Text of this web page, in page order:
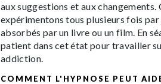
aux suggestions et aux changements.
expérimentons tous plusieurs fois
absorbés par un livre ou un film. En
patient dans cet état pour travailler
addiction.
COMMENT L'HYPNOSE PEUT